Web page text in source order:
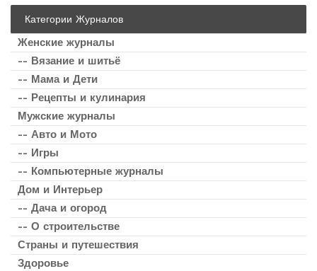
Категории Журналов
Женские журналы
-- Вязание и шитьё
-- Мама и Дети
-- Рецепты и кулинария
Мужские журналы
-- Авто и Мото
-- Игры
-- Компьютерные журналы
Дом и Интерьер
-- Дача и огород
-- О строительстве
Страны и путешествия
Здоровье